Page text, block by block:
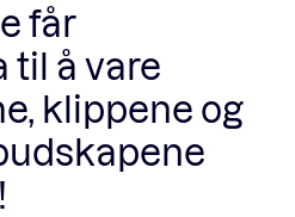
får
til å vare
klippene og